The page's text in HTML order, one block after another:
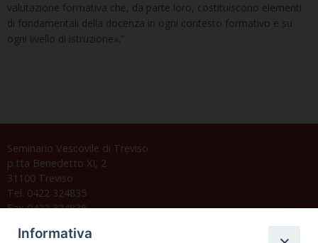
valutazione formativa che, da parte loro, costituiscono elementi
di fondamentali della docenza in ogni contesto formativo e su
ogni livello di istruzione».”
Seminario Vescovile di Treviso
p.tta Benedetto XI, 2
31100 Treviso
Tel. 0422 324835
Fax 0422 324836
Informativa